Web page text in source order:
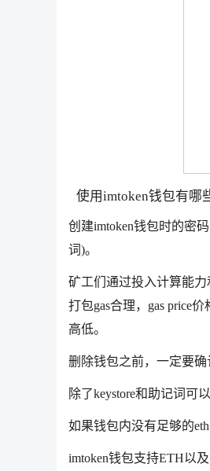
使用imtoken钱包有哪
创建imtoken钱包时的密
词)。
矿工们通过投入计算能
打包gas合理，gas price
高低。
删除钱包之前，一定要
除了keystore和助记词可
如果钱包内没有足够的
imtoken钱包支持ETH以